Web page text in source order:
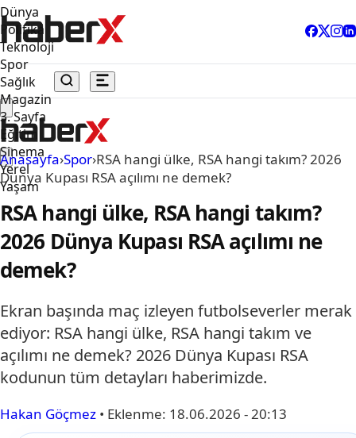
Dünya
Politika
Teknoloji
Spor
Sağlık
Magazin
3. Sayfa
Eğitim
Sinema
Yerel
Yaşam
Anasayfa›Spor›RSA hangi ülke, RSA hangi takım? 2026
Dünya Kupası RSA açılımı ne demek?
RSA hangi ülke, RSA hangi takım?
2026 Dünya Kupası RSA açılımı ne
demek?
Ekran başında maç izleyen futbolseverler merak
ediyor: RSA hangi ülke, RSA hangi takım ve
açılımı ne demek? 2026 Dünya Kupası RSA
kodunun tüm detayları haberimizde.
Hakan Göçmez • Eklenme: 18.06.2026 - 20:13